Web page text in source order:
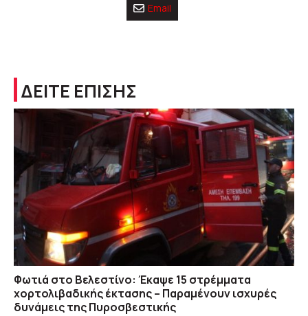
Email
ΔΕΙΤΕ ΕΠΙΣΗΣ
Φωτιά στο Βελεστίνο: Έκαψε 15 στρέμματα
χορτολιβαδικής έκτασης – Παραμένουν ισχυρές
δυνάμεις της Πυροσβεστικής